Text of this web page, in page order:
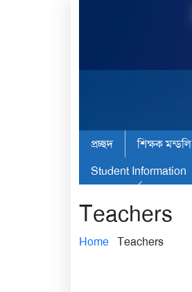
প্রচ্ছদ শিক্ষক মন্ডলি
Student Information
Teachers
Home Teachers